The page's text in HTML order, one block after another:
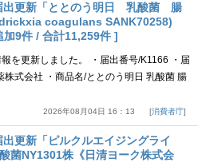
出更新「ととのう明日 乳酸菌 腸
coagulans SANK70258)
加9件 / 合計11,259件 ]
を更新しました。 ・届出番号/K1166 ・届
式会社 ・商品名/ととのう明日 乳酸菌 腸
2026年08月04日 16：13 消費者庁
更新「ピルクルエイジングライ
菌NY1301株《日清ヨーク株式会